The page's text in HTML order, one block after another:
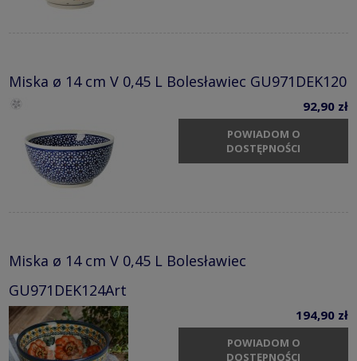
Miska ø 14 cm V 0,45 L Bolesławiec GU971DEK120
92,90 zł
POWIADOM O
DOSTĘPNOŚCI
Miska ø 14 cm V 0,45 L Bolesławiec
GU971DEK124Art
194,90 zł
POWIADOM O
DOSTĘPNOŚCI